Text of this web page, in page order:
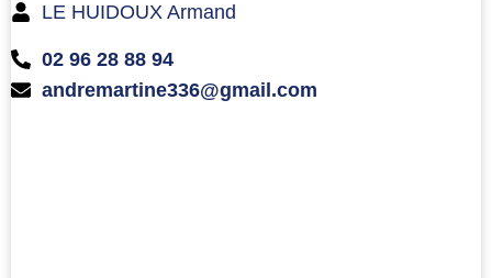
LE HUIDOUX Armand
02 96 28 88 94
andremartine336@gmail.com